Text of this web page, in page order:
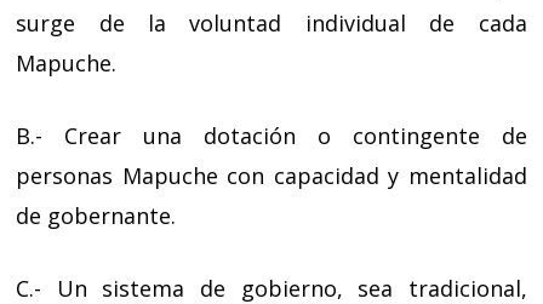
surge de la voluntad individual de cada
Mapuche.
B.- Crear una dotación o contingente de
personas Mapuche con capacidad y mentalidad
de gobernante.
C.- Un sistema de gobierno, sea tradicional,